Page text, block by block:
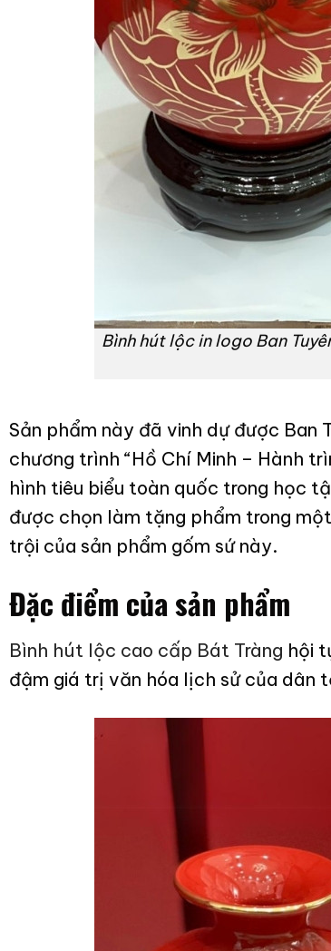
Bình hút lộc in logo Ban
Sản phẩm này đã vinh dự được Ban
chương trình “Hồ Chí Minh – Hành
hình tiêu biểu toàn quốc trong học
được chọn làm tặng phẩm trong
trội của sản phẩm gốm sứ này.
Đặc điểm của sản phẩm
Bình hút lộc cao cấp Bát Tràng hội
đậm giá trị văn hóa lịch sử của dân